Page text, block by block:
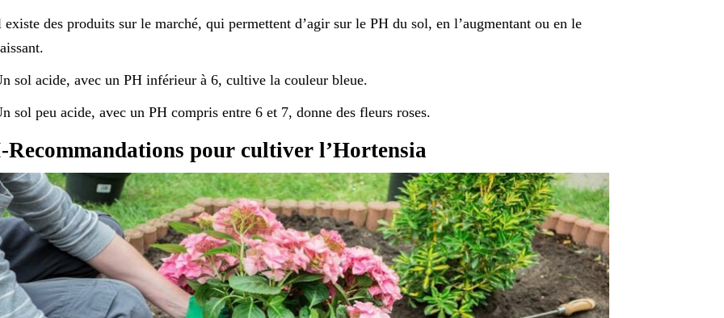
existe des produits sur le marché, qui permettent d’agir sur le PH du sol, en l’augmentant ou en le
sol acide, avec un PH inférieur à 6, cultive la couleur bleue.
sol peu acide, avec un PH compris entre 6 et 7, donne des fleurs roses.
Recommandations pour cultiver l’Hortensia